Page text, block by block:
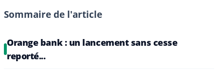
Sommaire de l'article
Orange bank : un lancement sans cesse
reporté...